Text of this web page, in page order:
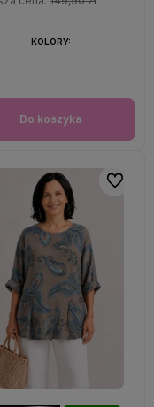
Do koszyka
KOLORY:
Do